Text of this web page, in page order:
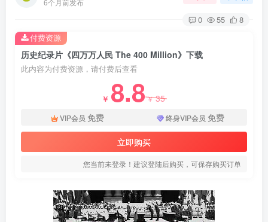
6个月前发布
0 55 8
历史纪录片《四万万人民 The 400 Million》下载
此内容为付费资源，请付费后查看
￥ 8.8￥35
VIP会员 免费 终身VIP会员 免费
立即购买
您当前未登录！建议登陆后购买，可保存购买订单
付费资源